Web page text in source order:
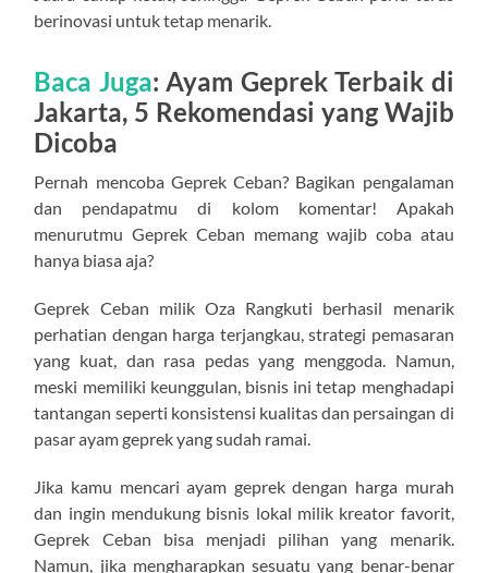
berinovasi untuk tetap menarik.
Baca Juga:Ayam Geprek Terbaik di
Jakarta, 5 Rekomendasi yang Wajib
Dicoba
Pernah mencoba Geprek Ceban? Bagikan pengalaman
dan pendapatmu di kolom komentar! Apakah
menurutmu Geprek Ceban memang wajib coba atau
hanya biasa aja?
Geprek Ceban milik Oza Rangkuti berhasil menarik
perhatian dengan harga terjangkau, strategi pemasaran
yang kuat, dan rasa pedas yang menggoda. Namun,
meski memiliki keunggulan, bisnis ini tetap menghadapi
tantangan seperti konsistensi kualitas dan persaingan di
pasar ayam geprek yang sudah ramai.
Jika kamu mencari ayam geprek dengan harga murah
dan ingin mendukung bisnis lokal milik kreator favorit,
Geprek Ceban bisa menjadi pilihan yang menarik.
Namun, jika mengharapkan sesuatu yang benar-benar